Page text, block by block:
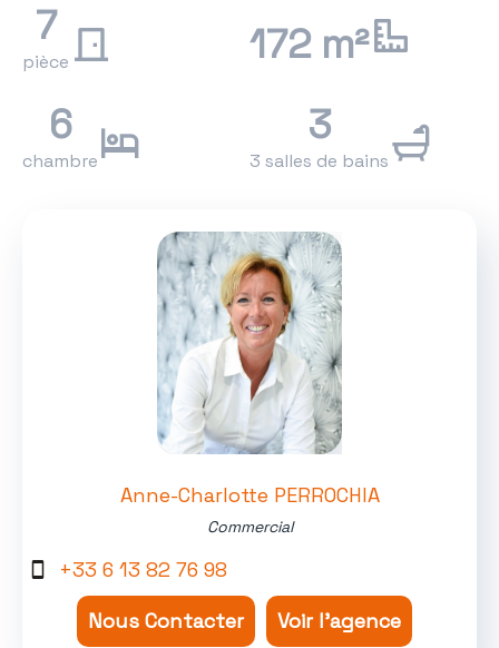
7
pièce
172 m²
6
chambre
3
3 salles de bains
Anne-Charlotte PERROCHIA
Commercial
+33 6 13 82 76 98
Nous Contacter
Voir l'agence